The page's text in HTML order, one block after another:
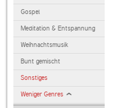
Gospel
Meditation & Entspannung
Weihnachtsmusik
Bunt gemischt
Sonstiges
Weniger Genres